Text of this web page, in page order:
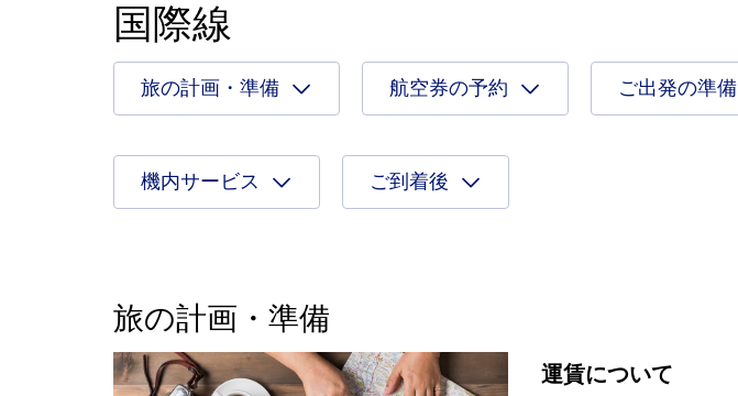
国際線
旅の計画・準備 航空券の予約 ご出発の準備
機内サービス ご到着後
旅の計画・準備
運賃について